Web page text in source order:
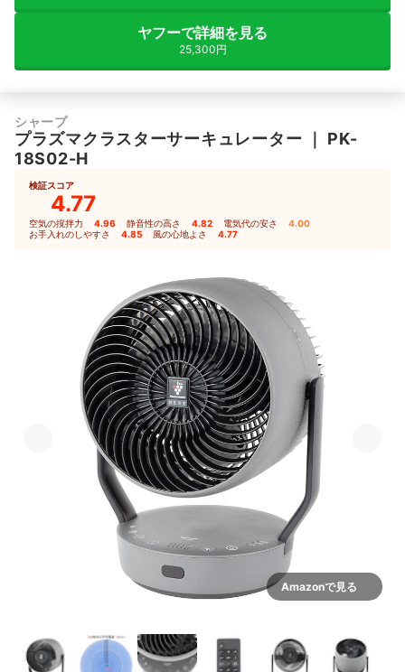
ヤフーで詳細を見る
25,300円
シャープ
プラズマクラスターサーキュレーター
PK-
18S02-H
検証スコア
4.77
空気の撹拌力 4.96 静音性の高さ 4.82 電気代の安さ 4.00
お手入れのしやすさ 4.85 風の心地よさ 4.77
Amazonで見る